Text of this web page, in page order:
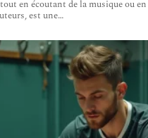
en écoutant de la musique ou
est une…